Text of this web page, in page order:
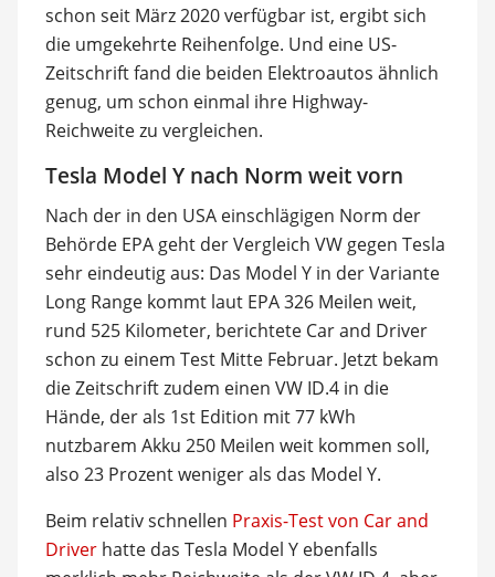
schon seit März 2020 verfügbar ist, ergibt sich
die umgekehrte Reihenfolge. Und eine US-
Zeitschrift fand die beiden Elektroautos ähnlich
genug, um schon einmal ihre Highway-
Reichweite zu vergleichen.
Tesla Model Y nach Norm weit vorn
Nach der in den USA einschlägigen Norm der
Behörde EPA geht der Vergleich VW gegen Tesla
sehr eindeutig aus: Das Model Y in der Variante
Long Range kommt laut EPA 326 Meilen weit,
rund 525 Kilometer, berichtete Car and Driver
schon zu einem Test Mitte Februar. Jetzt bekam
die Zeitschrift zudem einen VW ID.4 in die
Hände, der als 1st Edition mit 77 kWh
nutzbarem Akku 250 Meilen weit kommen soll,
also 23 Prozent weniger als das Model Y.
Beim relativ schnellen Praxis-Test von Car and
Driverhatte das Tesla Model Y ebenfalls